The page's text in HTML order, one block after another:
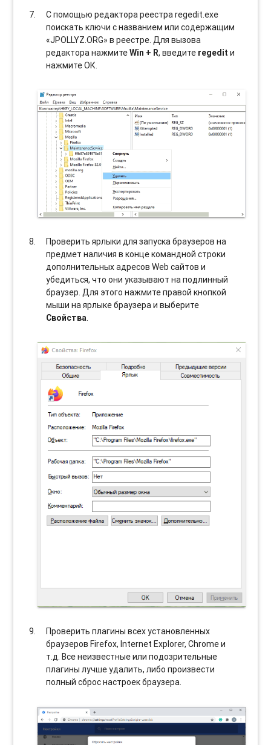
С помощью редактора реестра regedit.exe
поискать ключи с названием или содержащим
«JPOLLYZ.ORG» в реестре. Для вызова
редактора нажмитеWin + R, введите regedit и
нажмите ОК.
Проверить ярлыки для запуска браузеров на
предмет наличия в конце командной строки
дополнительных адресов Web сайтов и
убедиться, что они указывают на подлинный
браузер. Для этого нажмите правой кнопкой
мыши на ярлыке браузера и выберите
Свойства.
Проверить плагины всех установленных
браузеров Firefox, Internet Explorer, Chrome и
т.д. Все неизвестные или подозрительные
плагины лучше удалить, либо произвести
полный сброс настроек браузера.